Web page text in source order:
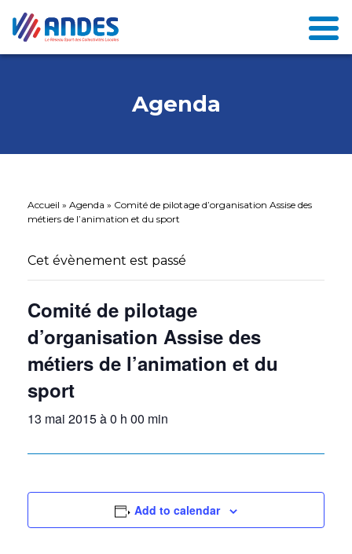
Agenda
Accueil » Agenda » Comité de pilotage d’organisation Assise des
métiers de l’animation et du sport
Cet évènement est passé
Comité de pilotage
d’organisation Assise des
métiers de l’animation et du
sport
13 mai 2015 à 0 h 00 min
Add to calendar